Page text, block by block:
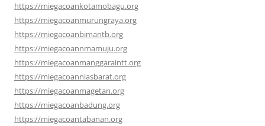
https://miegacoankotamobagu.org
https://miegacoanmurungraya.org
https://miegacoanbimantb.org
https://miegacoannmamuju.org
https://miegacoanmanggaraintt.org
https://miegacoanniasbarat.org
https://miegacoanmagetan.org
https://miegacoanbadung.org
https://miegacoantabanan.org